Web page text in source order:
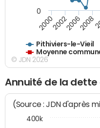
Pithiviers-le-Vieil
Moyenne
2000200220062008
0
© JDN 2026
Annuité de la
(Source : JDN d'après
400k